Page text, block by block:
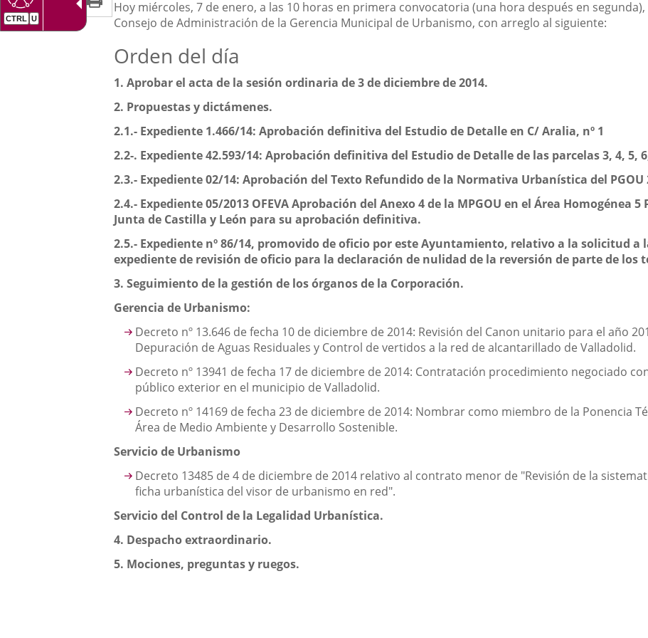
aplicación
externa.
aplicación
externa.
aplicación
externa.
Descripción
Hoy miércoles, 7 de enero, a las 10 horas en primera convocatoria (una hora después en
Consejo de Administración de la Gerencia Municipal de Urbanismo, con arreglo al siguiente:
Orden del día
1.Aprobar el acta de la sesión ordinaria de 3 de diciembre de 2014.
2. Propuestas y dictámenes.
2.1.- Expediente 1.466/14: Aprobación definitiva del Estudio de Detalle en C/ Aralia, nº 1
2.2-. Expediente 42.593/14: Aprobación definitiva del Estudio de Detalle de las parcelas 3, 4, 5,
2.3.- Expediente 02/14: Aprobación del Texto Refundido de la Normativa Urbanística del PGOU
2.4.- Expediente 05/2013 OFEVA Aprobación del Anexo 4 de la MPGOU en el Área Homogénea
Junta de Castilla y León para su aprobación definitiva.
2.5.- Expediente nº 86/14, promovido de oficio por este Ayuntamiento, relativo a la solicitud a
expediente de revisión de oficio para la declaración de nulidad de la reversión de parte de los
3.Seguimiento de la gestión de los órganos de la Corporación.
Gerencia de Urbanismo:
Decreto nº 13.646 de fecha 10 de diciembre de 2014: Revisión del Canon unitario para el año
Depuración de Aguas Residuales y Control de vertidos a la red de alcantarillado de Valladolid.
Decreto nº 13941 de fecha 17 de diciembre de 2014: Contratación procedimiento negociado
público exterior en el municipio de Valladolid.
Decreto nº 14169 de fecha 23 de diciembre de 2014: Nombrar como miembro de la Ponencia
Área de Medio Ambiente y Desarrollo Sostenible.
Servicio de Urbanismo
Decreto 13485 de 4 de diciembre de 2014 relativo al contrato menor de "Revisión de la
ficha urbanística del visor de urbanismo en red".
Servicio del Control de la Legalidad Urbanística.
4. Despacho extraordinario.
5. Mociones, preguntas y ruegos.